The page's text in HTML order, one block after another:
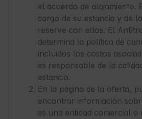
el acuerdo de alojamiento.
cargo de su estancia y de
reserve con ellos. El
determina la política de
incluidos los costos
es responsable de la
estancia.
En la página de la oferta,
encontrar información
es una entidad comercial o